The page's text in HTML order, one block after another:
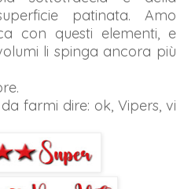
patinata. Amo
con questi elementi, e
li spinga ancora più
farmi dire: ok, Vipers, vi